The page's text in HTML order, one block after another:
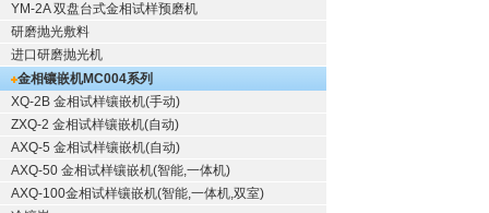
YM-2A 双盘台式金相试样预磨机
研磨抛光敷料
进口研磨抛光机
金相镶嵌机MC004系列
XQ-2B 金相试样镶嵌机(手动)
ZXQ-2 金相试样镶嵌机(自动)
AXQ-5 金相试样镶嵌机(自动)
AXQ-50 金相试样镶嵌机(智能,一体机)
AXQ-100金相试样镶嵌机(智能,一体机,双室)